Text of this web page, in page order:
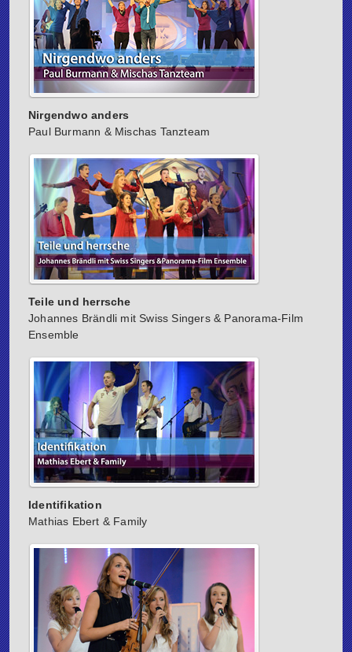
Nirgendwo anders
Paul Burmann & Mischas Tanzteam
Teile und herrsche
Johannes Brändli mit Swiss Singers & Panorama-Film
Ensemble
Identifikation
Mathias Ebert & Family